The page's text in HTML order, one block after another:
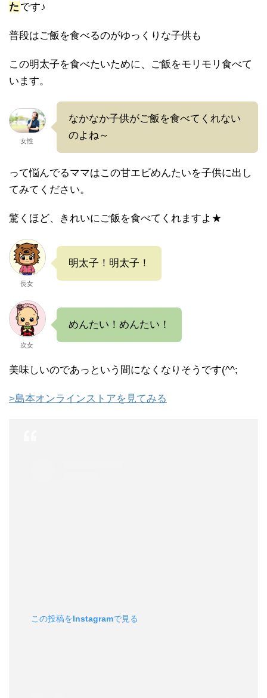
た です♪
普段はご飯を食べるのがゆっくりな子供も
この明太子を食べたいために、ご飯をモリモリ食べて
います。
女性
なかなか子供がご飯を食べてくれない
のよね～
って悩んでるママはこの甘エビめんたいを子供に出し
てみてください。
驚くほど、きれいにご飯を食べてくれますよ★
長女
明太子！明太子！
次女
めんたい！めんたい！
美味しいのであっという間になくなりそうです(^^;
>島本オンラインストアを見てみる
この投稿をInstagramで見る